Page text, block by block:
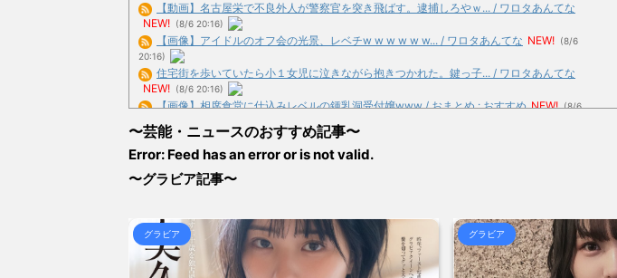
【動画】名古屋栄で不良外人が警察官を突き飛ばす。逮捕しろやｗ... / ワロタあんてな
NEW! (8/6 20:16)
【画像】アイドルのオフ会の光景、レベチw w w w w w... / ワロタあんてな NEW! (8/6
20:16)
住宅街を歩いていたら小１女児に泣きながら抱きつかれた。鍵っ子... / ワロタあんてな
NEW! (8/6 20:16)
【画像】相席食堂に仕込みレベルの鍾乳洞受付嬢www / おまとめ : おすすめ NEW! (8/6
【画像】ボスJK、撮られるwww / おまとめ : おすすめ
【悲報】島田紳助が小林麻耶さんを追い込んで破壊したとされる手... / おまとめ : おすすめ
NEW!
(8/6 18:37)
【画像】お風呂上がりのお姉ちゃん(27)、撮影したったwww / おまとめ : おすすめ
【画像】女土方さん(21)、企画物かと思うレベルで美人www / おまとめ : おすすめ NEW!
(8/6 18:37)
【信長の野望・新生】米問屋をどういう時にどこに建てるのかわか... / 気になるニュースま
とめアンテナ
(8/29 00:02)
〜芸能・ニュースのおすすめ記事〜
Error: Feed has an error or is not valid.
〜グラビア記事〜
グラビア グラビア